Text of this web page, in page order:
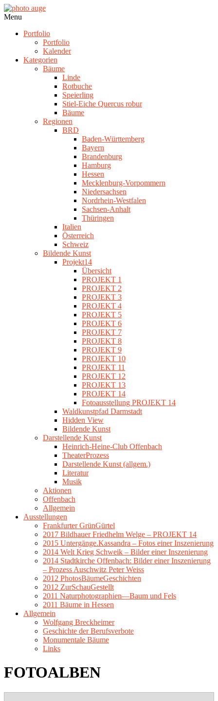
Skip
to
photo
Navigation
Menu
Portfolio
Portfolio
Kalender
Kategorien
Bäume
Linde
Rotbuche
Speierling
Stiel-Eiche Quercus robur
Bäume
Regionen
BRD
Baden-Württemberg
Bayern
Brandenburg
Hamburg
Hessen
Mecklenburg-Vorpommern
Niedersachsen
Nordrhein-Westfalen
Sachsen-Anhalt
Thüringen
Italien
Österreich
Schweiz
Bildende Kunst
Projekt14
Übersicht
PROJEKT 1
PROJEKT 2
PROJEKT 3
PROJEKT 4
PROJEKT 5
PROJEKT 6
PROJEKT 7
PROJEKT 8
PROJEKT 9
PROJEKT 10
PROJEKT 11
PROJEKT 12
PROJEKT 13
PROJEKT 14
Fotoausstellung PROJEKT 14
Waldkunstpfad Darmstadt
Hidden View
Bildende Kunst
Darstellende Kunst
Heinrich-Heine-Club Offenbach
TheaterProzess
Darstellende Kunst (allgem.)
Literatur
Musik
Aktionen
Offenbach
Allgemein
Ausstellungen
Frankfurter GrünGürtel
2017 Bildhauer Friedhelm Welge – PROJEKT 14
2015 Untergänge.Kassandra – Fotos einer Inszenierung
2014 Welt Krieg Schweik – Bilder einer Inszenierung
2014 Stadtkirche Offenbach: Bilder einer Inszenierung
– Prozess Auschwitz Peter Weiss
2012 PhotosBäumeGeschichten
2012 ZurSchauGestellt
2011 Naturphotographien—Baum und Fels
2011 Bäume in Hessen
Allgemein
Wolfgang Breckheimer
Geschichte der Berufsverbote
Monumentale Bäume
Links
FOTOALBEN